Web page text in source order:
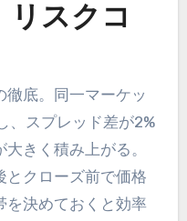
リスクコ
徹底。同一マーケッ
、スプレッド差が2%
きく積み上がる。
とクローズ前で価格
を決めておくと効率